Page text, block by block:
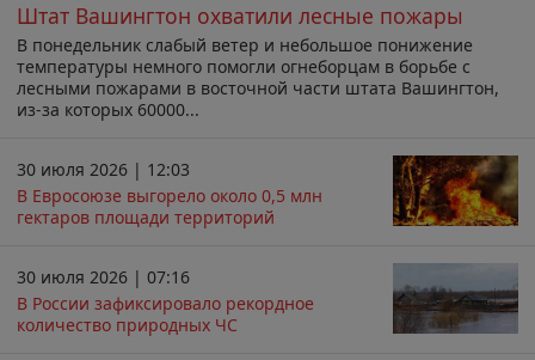
Штат Вашингтон охватили лесные пожары
В понедельник слабый ветер и небольшое понижение
температуры немного помогли огнеборцам в борьбе с
лесными пожарами в восточной части штата Вашингтон,
из-за которых 60000...
30 июля 2026 | 12:03
В Евросоюзе выгорело около 0,5 млн
гектаров площади территорий
30 июля 2026 | 07:16
В России зафиксировало рекордное
количество природных ЧС